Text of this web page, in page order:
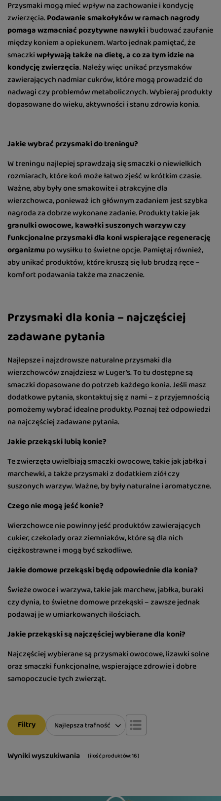
Przysmaki mogą mieć wpływ na zachowanie i kondycję
zwierzęcia.Podawanie smakołyków w ramach nagrody
pomaga wzmacniać pozytywne nawykii budować zaufanie
między koniem a opiekunem. Warto jednak pamiętać, że
smaczkiwpływają także na dietę, a co za tym idzie na
kondycję zwierzęcia. Należy więc unikać przysmaków
zawierających nadmiar cukrów, które mogą prowadzić do
nadwagi czy problemów metabolicznych. Wybieraj produkty
dopasowane do wieku, aktywności i stanu zdrowia konia.
Jakie wybrać przysmaki do treningu?
W treningu najlepiej sprawdzają się smaczki o niewielkich
rozmiarach, które koń może łatwo zjeść w krótkim czasie.
Ważne, aby były one smakowite i atrakcyjne dla
wierzchowca, ponieważ ich głównym zadaniem jest szybka
nagroda za dobrze wykonane zadanie. Produkty takie jak
granulki owocowe, kawałki suszonych warzyw czy
funkcjonalne przysmaki dla koni wspierające regenerację
organizmupo wysiłku to świetne opcje. Pamiętaj również,
aby unikać produktów, które kruszą się lub brudzą ręce –
komfort podawania także ma znaczenie.
Przysmaki dla konia – najczęściej
zadawane pytania
Najlepsze i najzdrowsze naturalne przysmaki dla
wierzchowców znajdziesz w Luger’s. To tu dostępne są
smaczki dopasowane do potrzeb każdego konia. Jeśli masz
dodatkowe pytania, skontaktuj się z nami – z przyjemnością
pomożemy wybrać idealne produkty. Poznaj też odpowiedzi
na najczęściej zadawane pytania.
Jakie przekąski lubią konie?
Te zwierzęta uwielbiają smaczki owocowe, takie jak jabłka i
marchewki, a także przysmaki z dodatkiem ziół czy
suszonych warzyw. Ważne, by były naturalne i aromatyczne.
Czego nie mogą jeść konie?
Wierzchowce nie powinny jeść produktów zawierających
cukier, czekolady oraz ziemniaków, które są dla nich
ciężkostrawne i mogą być szkodliwe.
Jakie domowe przekąski będą odpowiednie dla konia?
Świeże owoce i warzywa, takie jak marchew, jabłka, buraki
czy dynia, to świetne domowe przekąski – zawsze jednak
podawaj je w umiarkowanych ilościach.
Jakie przekąski są najczęściej wybierane dla koni?
Najczęściej wybierane są przysmaki owocowe, lizawki solne
oraz smaczki funkcjonalne, wspierające zdrowie i dobre
samopoczucie tych zwierząt.
Wyniki wyszukiwania ( ilość produktów:16)
Zmień sortowanie
Najlepsza trafność
Filtry